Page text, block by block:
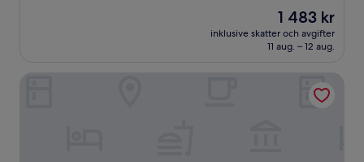
Priset
är
1 483 kr
1 483 kr
inklusive skatter och avgifter
11 aug. – 12 aug.